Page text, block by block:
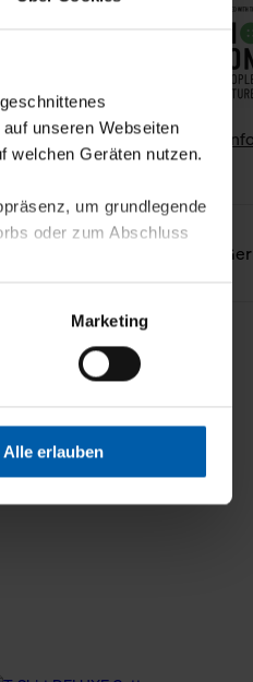
unseren Webseiten
welchen Geräten nutzen.
um grundlegende
oder zum Abschluss
und Ihres Profils
speichern wir
unsere
Einkaufserlebnis
die Sie erlauben
Über den
Ihre Einwilligung ist
und die damit
Marketing
Alle erlauben
www.gk-
Made in
less information